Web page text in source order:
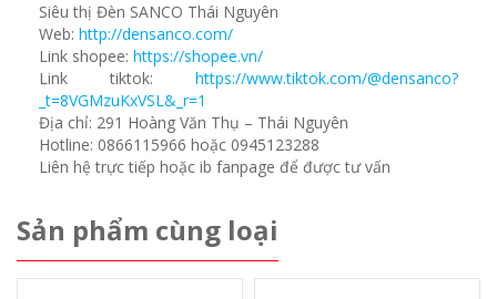
Siêu thị Đèn SANCO Thái Nguyên
Web: http://densanco.com/
Link shopee: https://shopee.vn/
Link tiktok: https://www.tiktok.com/@densanco?
_t=8VGMzuKxVSL&_r=1
Địa chỉ: 291 Hoàng Văn Thụ – Thái Nguyên
Hotline: 0866115966 hoặc 0945123288
Liên hệ trực tiếp hoặc ib fanpage để được tư vấn
Sản phẩm cùng loại